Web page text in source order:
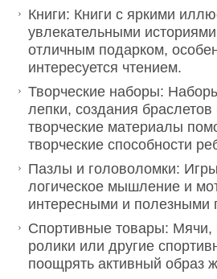
Книги: Книги с яркими
увлекательными историями
отличным подарком,
интересуется чтением.
Творческие наборы:
лепки, создания браслетов
творческие материалы
творческие способности
Пазлы и головоломки:
логическое мышление и
интересными и полезными
Спортивные товары: Мячи,
ролики или другие
поощрять активный образ